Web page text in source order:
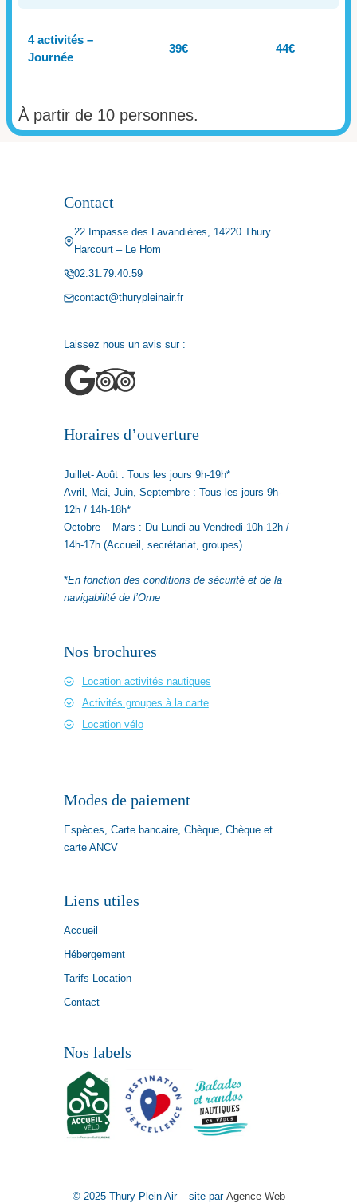
4 activités –
Journée
39€ 44€
À partir de 10 personnes.
Contact
22 Impasse des Lavandières, 14220 Thury
Harcourt – Le Hom
02.31.79.40.59
contact@thurypleinair.fr
Laissez nous un avis sur :
Horaires d’ouverture
Juillet- Août : Tous les jours 9h-19h*
Avril, Mai, Juin, Septembre : Tous les jours 9h-
12h / 14h-18h*
Octobre – Mars : Du Lundi au Vendredi 10h-12h /
14h-17h (Accueil, secrétariat, groupes)
*En fonction des conditions de sécurité et de la
navigabilité de l’Orne
Nos brochures
Location activités nautiques
Activités groupes à la carte
Location vélo
Modes de paiement
Espèces, Carte bancaire, Chèque, Chèque et
carte ANCV
Liens utiles
Accueil
Hébergement
Tarifs Location
Contact
Nos labels
© 2025 Thury Plein Air – site par Agence Web